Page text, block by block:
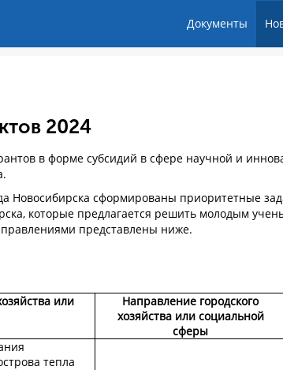
Документы
2024
в форме субсидий в сфере научной и
Новосибирска сформированы приоритетные
которые предлагается решить молодым
представлены ниже.
или
Направление городского
хозяйства или социальной
сферы
тепла